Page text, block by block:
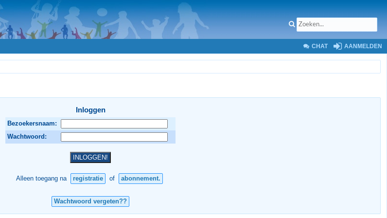
CHAT AANMELDEN
Inloggen
Bezoekersnaam:
Wachtwoord:
Alleen toegang na registratie of abonnement.
Wachtwoord vergeten??